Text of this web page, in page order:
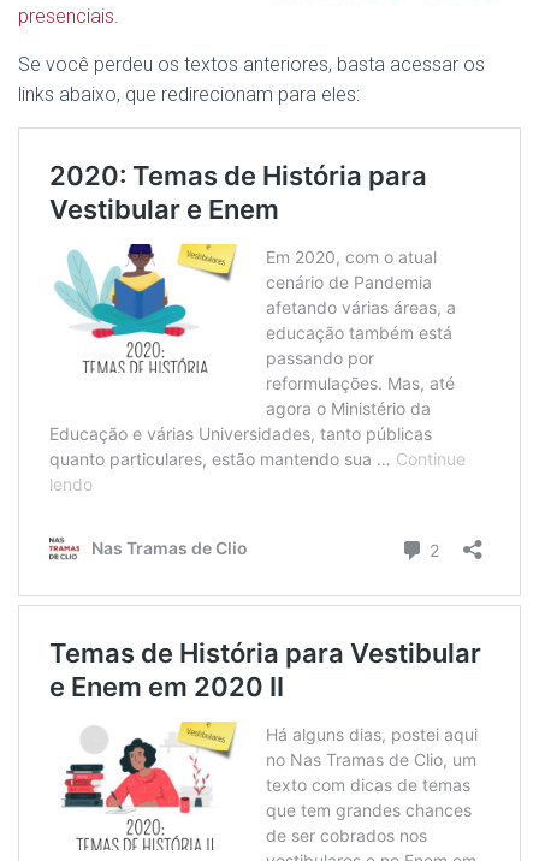
presenciais.
Se você perdeu os textos anteriores, basta acessar os
links abaixo, que redirecionam para eles: